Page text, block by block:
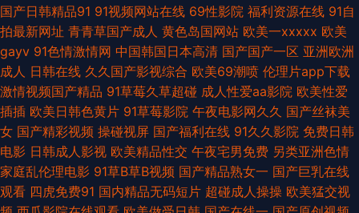
日韩国产精品久久 91V视频高跟 超碰激情国产 久久亚洲天堂 亚洲国产情侣
在线自拍 91久久天堂 精品精品产品精品 少妇干14P 91豆花影院 A片男人天
堂 国产精品欧美久久 五月婷婷蜜桃在线 91青娱乐网站 超碰在线观看av 九九
国产精品九九 夜福利第一区日韩 91人妖在线看 草莓视频在线播放 久久黄色
视频网站 51视频 91主播福利在线 黄色天堂啪啪 日韩视频123区 91偷拍在线
国产日韩精品91 91视频网站在线 69性影院 福利资源在线 91自
拍最新网址 青青草国产成人 黄色岛国网站 欧美一xxxxx 欧美
gayv 91色情激情网 中国韩国日本高清 国产国产一区 亚洲欧洲
成人 日韩在线 久久国产影视综合 欧美69潮喷 伦理片app下载
激情视频国产精品 91草莓久草超碰 成人性爱aa影院 欧美性爱
插插 欧美日韩色黄片 91草莓影院 午夜电影网久久 国产丝袜美
女 国产精彩视频 操碰视屏 国产福利在线 91久久影院 免费日韩
电影 日韩成人影视 欧美精品性交 午夜宅男免费 另类亚洲色情
家庭乱伦理电影 91草B草B视频 国产精品熟女一 国产巨乳在线
观看 四虎免费91 国内精品无码短片 超碰成人操操 欧美猛交视